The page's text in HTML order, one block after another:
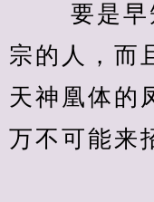
要是早知
宗的人，而
天神凰体的
万不可能来